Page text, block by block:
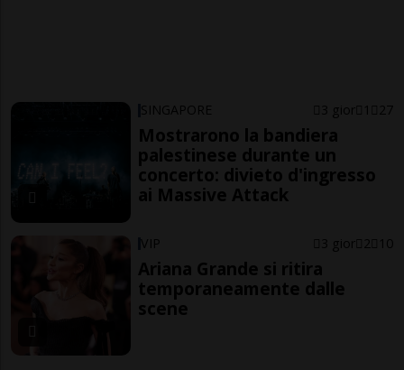
SINGAPORE 3 gior 1 27
Mostrarono la bandiera
palestinese durante un
concerto: divieto d'ingresso
ai Massive Attack
VIP 3 gior 2 10
Ariana Grande si ritira
temporaneamente dalle
scene